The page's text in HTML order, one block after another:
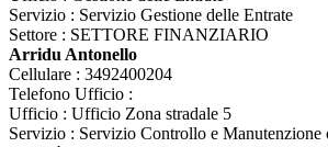
Servizio : Servizio Gestione delle Entrate
Settore : SETTORE FINANZIARIO
Arridu Antonello
Cellulare : 3492400204
Telefono Ufficio :
Ufficio : Ufficio Zona stradale 5
Servizio : Servizio Controllo e Manutenzione